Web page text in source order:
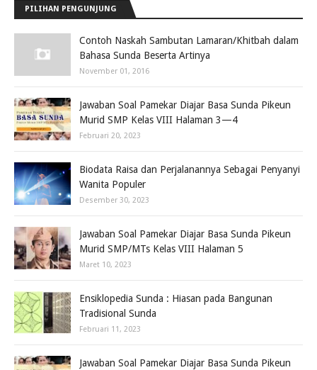
PILIHAN PENGUNJUNG
Contoh Naskah Sambutan Lamaran/Khitbah dalam
Bahasa Sunda Beserta Artinya
November 01, 2016
Jawaban Soal Pamekar Diajar Basa Sunda Pikeun
Murid SMP Kelas VIII Halaman 3—4
Februari 20, 2023
Biodata Raisa dan Perjalanannya Sebagai Penyanyi
Wanita Populer
Desember 30, 2023
Jawaban Soal Pamekar Diajar Basa Sunda Pikeun
Murid SMP/MTs Kelas VIII Halaman 5
Maret 10, 2023
Ensiklopedia Sunda : Hiasan pada Bangunan
Tradisional Sunda
Februari 11, 2023
Jawaban Soal Pamekar Diajar Basa Sunda Pikeun